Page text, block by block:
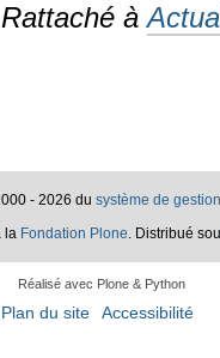
Rattaché à
- 2026 du système de
la Fondation Plone. Distribué
Réalisé avec Plone & Python
Plan du site Accessibilité